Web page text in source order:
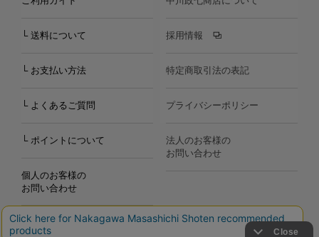
└ 送料について
└ お支払い方法
└ よくあるご質問
└ ポイントについて
個人のお客様の
お問い合わせ
採用情報
特定商取引法の表記
プライバシーポリシー
法人のお客様の
お問い合わせ